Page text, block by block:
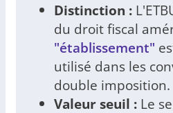
Distinction :
du droit fiscal
"établissement"
utilisé dans les
double imposition.
Valeur seuil : Le